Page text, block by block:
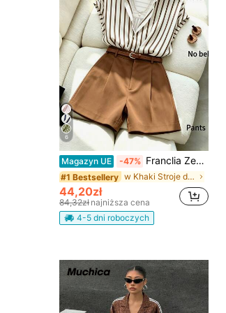
6
Magazyn UE -47% Franclia Zestaw: koszula w paski z krótkim rękawem i guzikami oraz brązowe szorty garniturowe
#1 Bestsellery w Khaki Stroje damskie dwuczęściowe
44,20zł
84,32zł najniższa cena
4-5 dni roboczych